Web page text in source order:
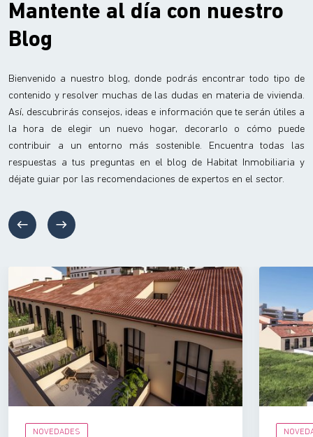
Mantente al día con nuestro
Blog
Bienvenido a nuestro blog, donde podrás encontrar todo tipo de
contenido y resolver muchas de las dudas en materia de vivienda.
Así, descubrirás consejos, ideas e información que te serán útiles a
la hora de elegir un nuevo hogar, decorarlo o cómo puede
contribuir a un entorno más sostenible. Encuentra todas las
respuestas a tus preguntas en el blog de Habitat Inmobiliaria y
déjate guiar por las recomendaciones de expertos en el sector.
NOVEDADES